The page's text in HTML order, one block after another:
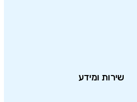
שירות ומידע